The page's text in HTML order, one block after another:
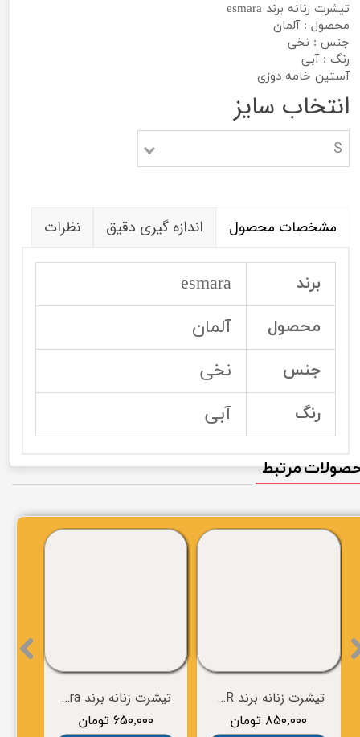
تیشرت زنانه برند esmara
محصول : آلمان
جنس : نخی
رنگ : آبی
آستین خامه دوزی
انتخاب سایز
S
مشخصات محصول اندازه گیری دقیق نظرات
برند esmara
محصول آلمان
جنس نخی
رنگ آبی
تیشرت زنانه برند esmara
۶۵۰,۰۰۰ تومان
تیشرت زنانه برند ICH BIN EIN STAR
۸۵۰,۰۰۰ تومان
مرتبط